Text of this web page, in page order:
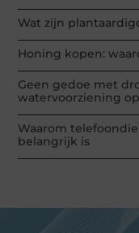
Wat zijn
Honing kopen:
Geen gedoe met
watervoorziening
Waarom
belangrijk is